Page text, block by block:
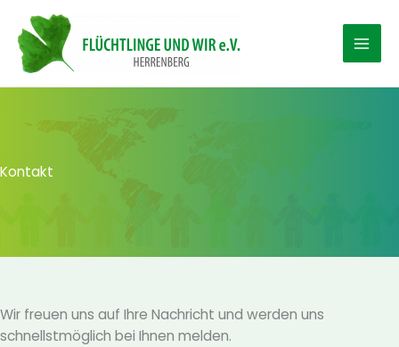
Inhalt
springen
Kontakt
Wir freuen uns auf Ihre Nachricht und werden uns
schnellstmöglich bei Ihnen melden.